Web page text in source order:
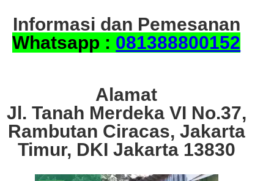
Informasi dan Pemesanan
Whatsapp : 081388800152
Alamat
Jl. Tanah Merdeka VI No.37,
Rambutan Ciracas, Jakarta
Timur, DKI Jakarta 13830